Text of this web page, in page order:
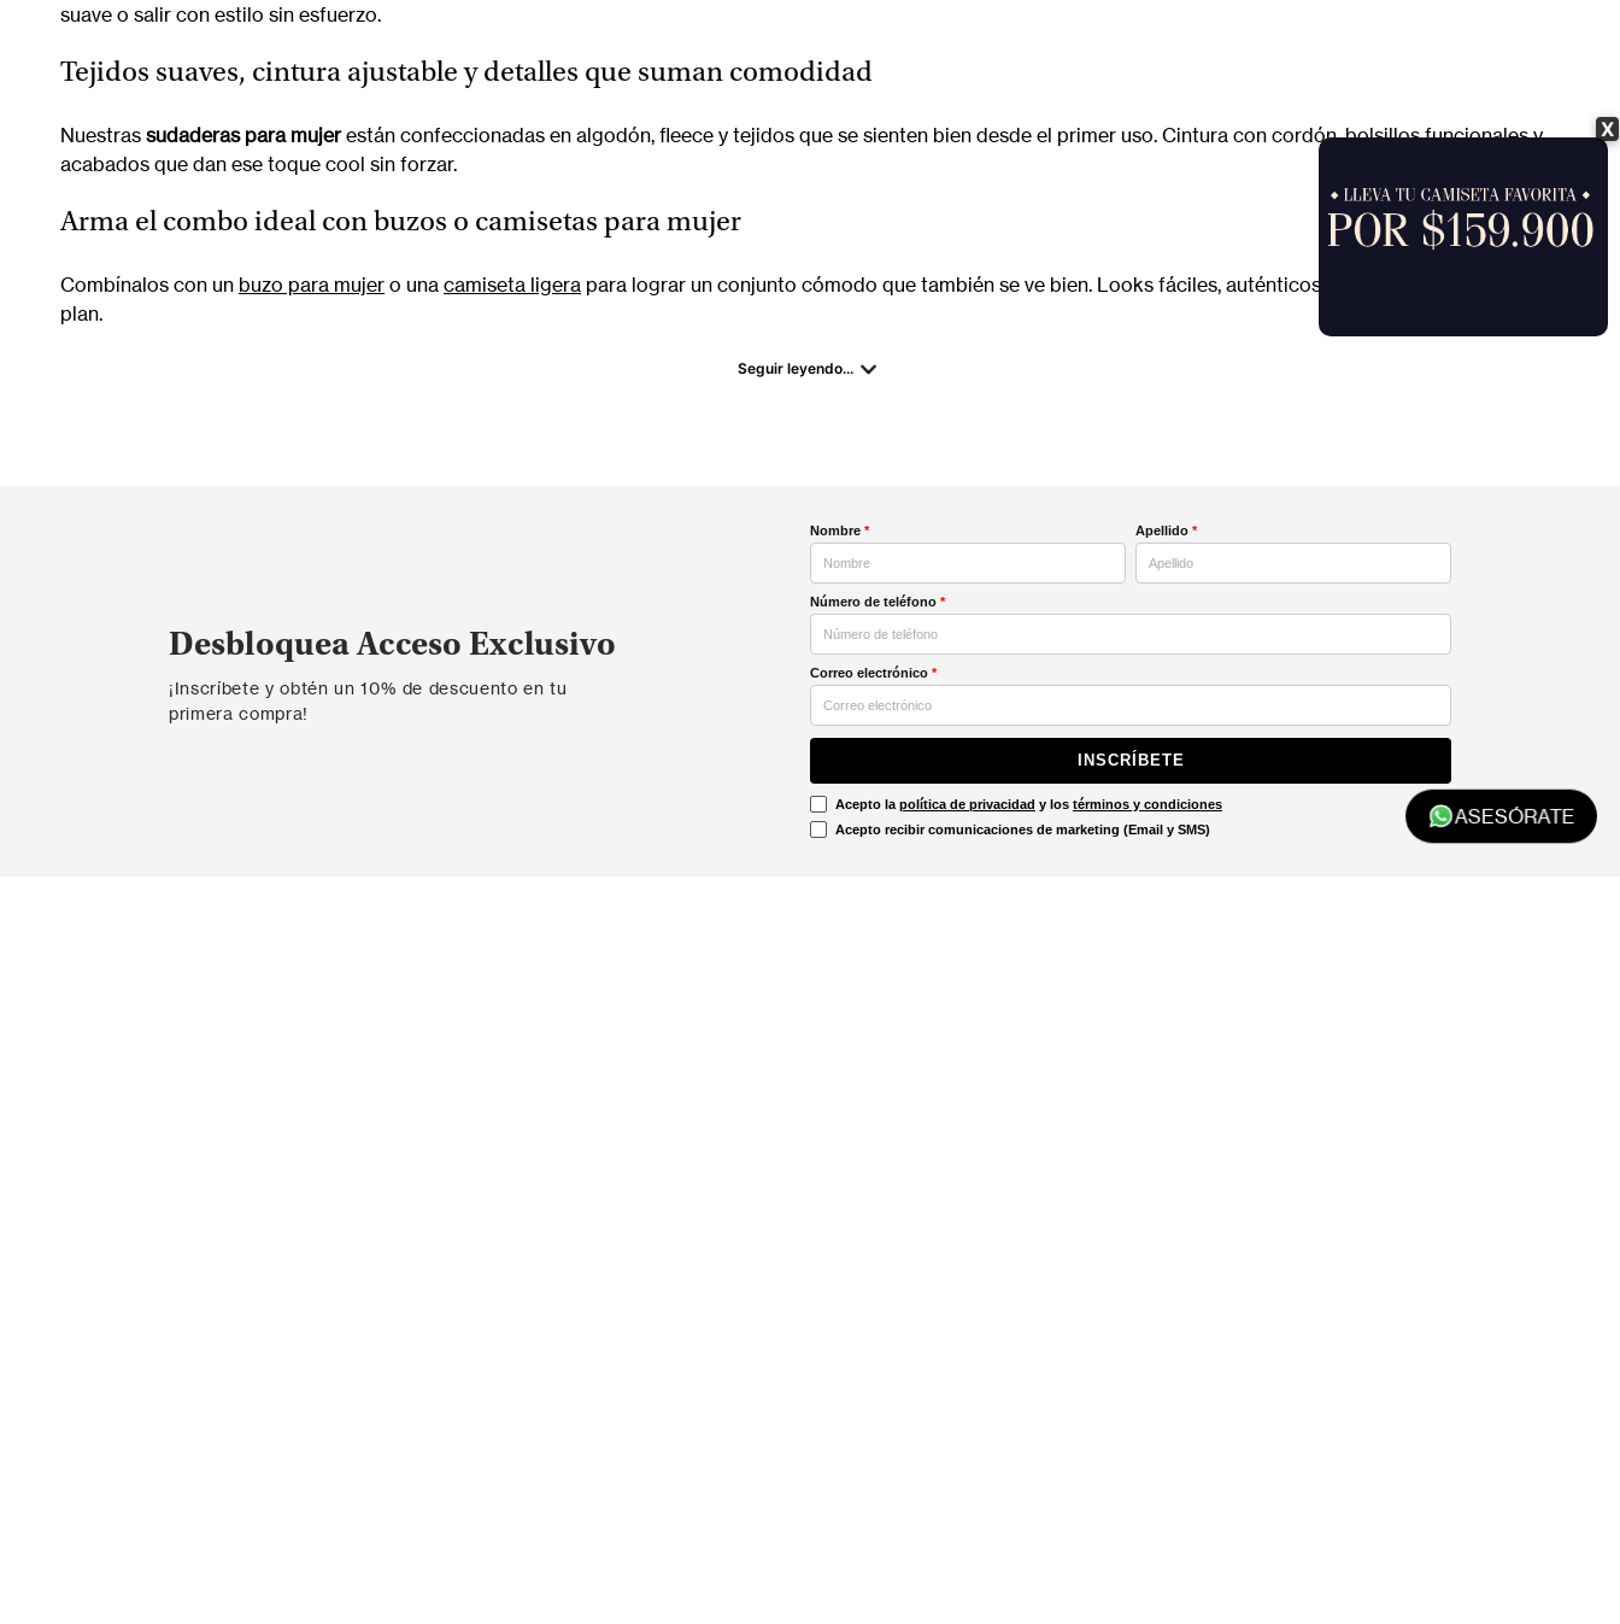
X
ASESÓRATE
suave o salir con estilo sin esfuerzo.
Tejidos suaves, cintura ajustable y detalles que suman comodidad
Nuestras sudaderas para mujerestán confeccionadas en algodón, fleece y tejidos que se sienten bien desde el primer uso. Cintura con cordón, bolsillos funcionales y
acabados que dan ese toque cool sin forzar.
Arma el combo ideal con buzos o camisetas para mujer
Combínalos con un buzo para mujer o una camiseta ligera para lograr un conjunto cómodo que también se ve bien. Looks fáciles, auténticos y listos para cualquier
plan.
Seguir leyendo...
Desbloquea Acceso Exclusivo
¡Inscríbete y obtén un 10% de descuento en tu
primera compra!
Nombre * Apellido *
Número de teléfono *
Correo electrónico *
INSCRÍBETE
Acepto la política de privacidad y los términos y condiciones
Acepto recibir comunicaciones de marketing (Email y SMS)